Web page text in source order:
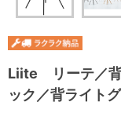
Liite リーテ／背
ック／背ライト